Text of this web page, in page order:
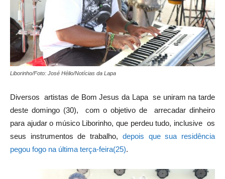
Liborinho/Foto: José Hélio/Notícias da Lapa
Diversos artistas de Bom Jesus da Lapa se uniram na tarde
deste domingo (30), com o objetivo de arrecadar dinheiro
para ajudar o músico Liborinho, que perdeu tudo, inclusive os
seus instrumentos de trabalho, depois que sua residência
pegou fogo na última terça-feira(25).